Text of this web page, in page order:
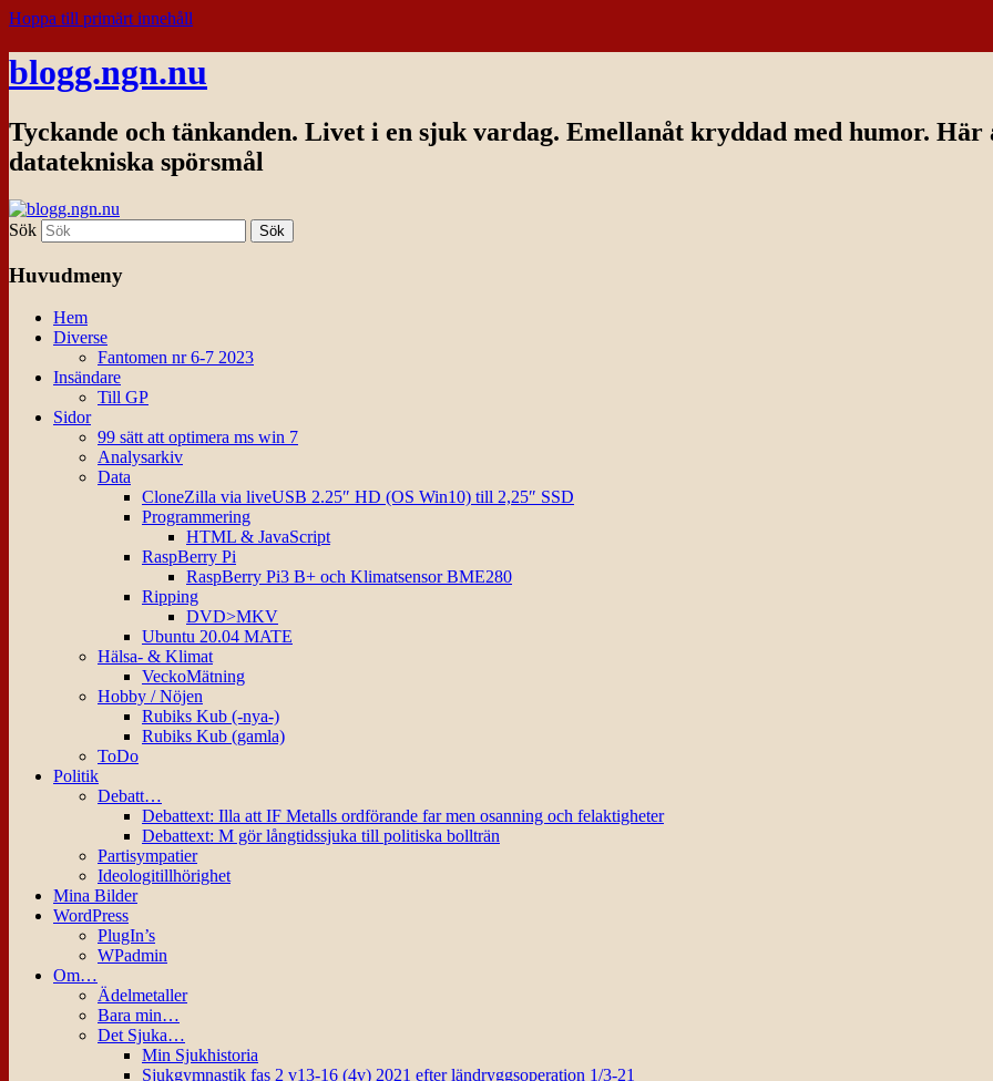
Hoppa till primärt innehåll
blogg.ngn.nu
Tyckande och tänkanden. Livet i en sjuk vardag. Emellanåt kryddad med humor. Här
datatekniska spörsmål
Sök
Huvudmeny
Hem
Diverse
Fantomen nr 6-7 2023
Insändare
Till GP
Sidor
99 sätt att optimera ms win 7
Analysarkiv
Data
CloneZilla via liveUSB 2.25″ HD (OS Win10) till 2,25″ SSD
Programmering
HTML & JavaScript
RaspBerry Pi
RaspBerry Pi3 B+ och Klimatsensor BME280
Ripping
DVD>MKV
Ubuntu 20.04 MATE
Hälsa- & Klimat
VeckoMätning
Hobby / Nöjen
Rubiks Kub (-nya-)
Rubiks Kub (gamla)
ToDo
Politik
Debatt…
Debattext: Illa att IF Metalls ordförande far men osanning och felaktigheter
Debattext: M gör långtidssjuka till politiska bollträn
Partisympatier
Ideologitillhörighet
Mina Bilder
WordPress
PlugIn’s
WPadmin
Om…
Ädelmetaller
Bara min…
Det Sjuka…
Min Sjukhistoria
Sjukgymnastik fas 2 v13-16 (4v) 2021 efter ländryggsoperation 1/3-21